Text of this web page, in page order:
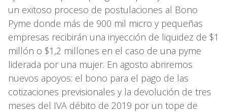
un exitoso proceso de postulaciones al Bono
Pyme donde más de 900 mil micro y pequeñas
empresas recibirán una inyección de liquidez de $1
millón o $1,2 millones en el caso de una pyme
liderada por una mujer. En agosto abriremos
nuevos apoyos: el bono para el pago de las
cotizaciones previsionales y la devolución de tres
meses del IVA débito de 2019 por un tope de